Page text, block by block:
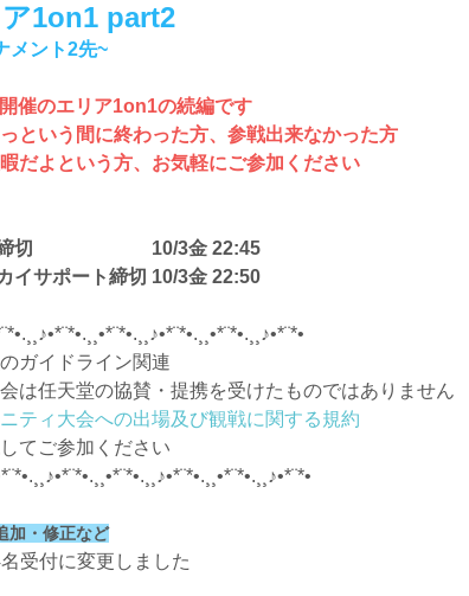
1on1 part2
メント2先~
催のエリア1on1の続編です
という間に終わった方、参戦出来なかった方
だよという方、お気軽にご参加ください
締切 10/3金 22:45
イサポート締切 10/3金 22:50
ガイドライン関連
は任天堂の協賛・提携を受けたものではありません
ティ大会への出場及び観戦に関する規約
てご参加ください
加・修正など
受付に変更しました